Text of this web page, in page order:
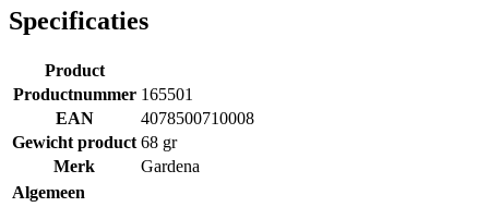
Specificaties
Product
Productnummer 165501
EAN
4078500710008
Gewicht product 68 gr
Merk
Gardena
Algemeen